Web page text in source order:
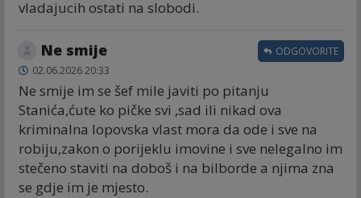
vladajucih ostati na slobodi.
Ne smije
02.06.2026 20:33
Ne smije im se šef mile javiti po pitanju
Stanića,ćute ko pičke svi ,sad ili nikad ova
kriminalna lopovska vlast mora da ode i sve na
robiju,zakon o porijeklu imovine i sve nelegalno im
stečeno staviti na doboš i na bilborde a njima zna
se gdje im je mjesto.
ODGOVORITE